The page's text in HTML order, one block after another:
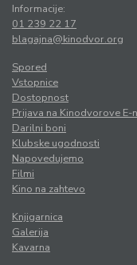
Informacije:
01 239 22 17
blagajna@kinodvor.org
Spored
Vstopnice
Dostopnost
Prijava na Kinodvorove E-
Darilni boni
Klubske ugodnosti
Napovedujemo
Filmi
Kino na zahtevo
Knjigarnica
Galerija
Kavarna